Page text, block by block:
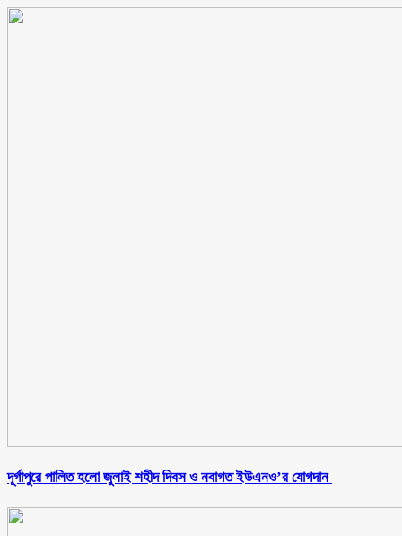
‎দূর্গাপুরে পালিত হলো জুলাই শহীদ দিবস ও নবাগত ইউএনও’র যোগদান ‎